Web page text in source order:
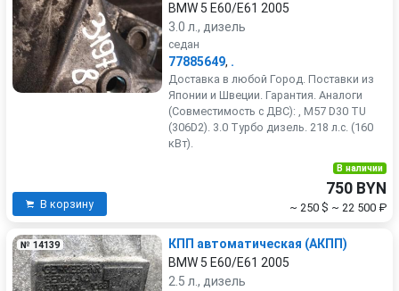
BMW 5 E60/E61 2005
3.0 л., дизель
седан
77885649, .
Доставка в любой Город. Поставки из
Японии и Швеции. Гарантия. Аналоги
(Совместимость с ДВС): , M57 D30 TU
(306D2). 3.0 Турбо дизель. 218 л.с. (160
кВт).
В корзину
В наличии
750 BYN
~ 250 $ ~ 22 500 ₽
№ 14139
КПП автоматическая (АКПП)
BMW 5 E60/E61 2005
2.5 л., дизель